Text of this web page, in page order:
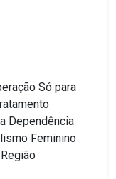
Só para
Dependência
Feminino